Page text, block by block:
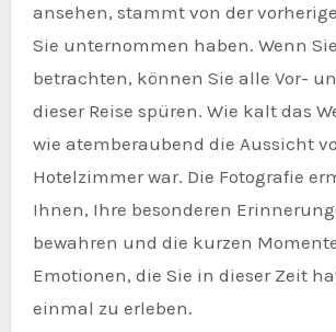
ansehen, stammt von der
Sie unternommen haben. Wenn
betrachten, können Sie alle Vor-
dieser Reise spüren. Wie kalt das
wie atemberaubend die Aussicht
Hotelzimmer war. Die Fotografie
Ihnen, Ihre besonderen
bewahren und die kurzen
Emotionen, die Sie in dieser Zeit
einmal zu erleben.